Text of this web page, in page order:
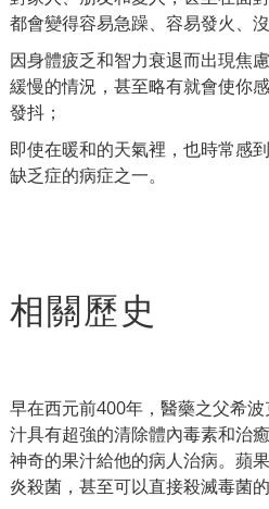
都會變得容易急躁、容易發火、
因身體疲乏和智力衰退而出現焦
緩慢的情況，甚至略有就會使你
發抖；
即使在暖和的天氣裡，也時常感
缺乏症的病症之一。
相關歷史
早在西元前400年，醫藥之父希
汁具有超強的清除體內毒素和治
神奇的果汁給他的病人治病。蘋
炎殺菌，甚至可以直接殺滅毒菌的